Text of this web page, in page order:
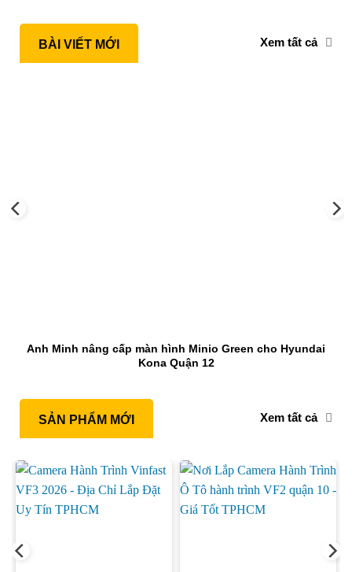
BÀI VIẾT MỚI Xem tất cả
Anh Minh nâng cấp màn hình Minio Green cho Hyundai
Kona Quận 12
SẢN PHẨM MỚI Xem tất cả